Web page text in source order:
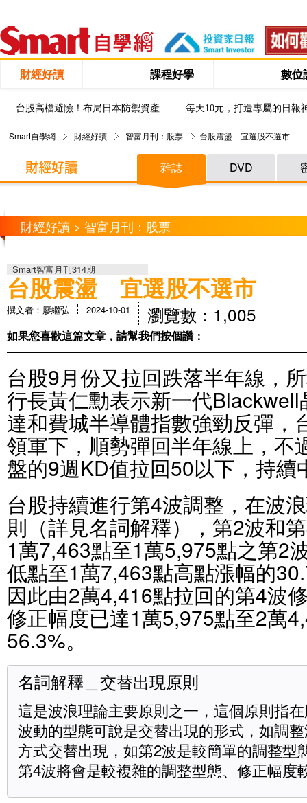
財經好讀 課程好學 數位
台股高檔避險！布局日本防禦資產 每天10元，打造專屬的日報
Smart自學網 財經好讀 智富月刊：股票 台股震盪 宜選股不選市
雜誌 DVD
財經好讀 > 智富月刊：股票
Smart智富月刊314期
台股震盪 宜選股不選市
撰文者：廖繼弘 2024-10-01 瀏覽數：1,005
如果您喜歡這篇文章，請幫我們按個讚：
台股9月份又拉回跌落半年線，
行長黃仁勳表示新一代
達和費城半導體指數強勁反彈，
領軍下，順勢彈回半年線上，不
盤的9週KD值拉回50以下，持續
台股持續進行第4波調整，在波
則（詳見名詞解釋），第2波和
1萬7,463點至1萬5,975點之第2
低點至1萬7,463點高點漲幅的
因此由2萬4,416點拉回的第4波
修正幅度已達1萬5,975點至2萬
56.3%。
名詞解釋＿交替出現原則
這是波浪理論主要原則之一，這個原則指
波動的型態可說是交替出現的形式，如調
方式交替出現，如第2波是較簡單的調整型
第4波將會是較複雜的調整型態、修正幅度